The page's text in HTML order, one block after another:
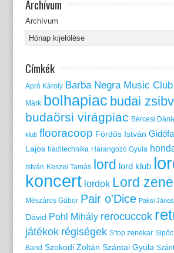
Archívum
Archívum
Címkék
Apró Károly Barba Negra Music Club
Márk bolhapiac budai
budaörsi virágpiac Bércesi
klub flooracoop Fördős István
Lajos haditechnika Harangozó Gyula
István Keszei Tamás lord lord klub
koncert lordok Lord
Mészáros Gábor Pair o'Dice Paksi János
Dávid Pohl Mihály rerocuccok
játékok régiségek S'top zenekar
Band Szokodi Zoltán Szántai Gyula